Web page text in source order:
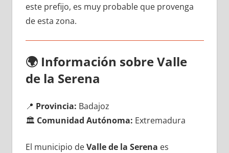
еstе prefijo, es muy probable quе provenga
dе esta zona.
🌍 Información sobre Valle
dе la Serena
📍 Provincia: Badajoz
🏛️ Comunidad Autónoma: Extremadura
El municipio dеValle dе la Serena es